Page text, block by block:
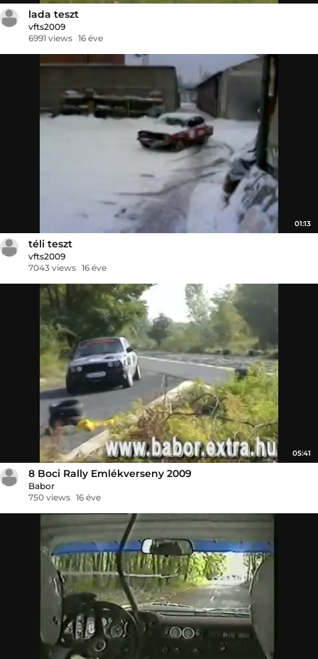
lada teszt
vfts2009
6991 views 16 éve
01:13
téli teszt
vfts2009
7043 views 16 éve
05:41
8 Boci Rally Emlékverseny 2009
Babor
750 views 16 éve